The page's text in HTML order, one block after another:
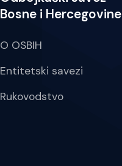
Bosne i Hercegovine
O OSBIH
Entitetski savezi
Rukovodstvo